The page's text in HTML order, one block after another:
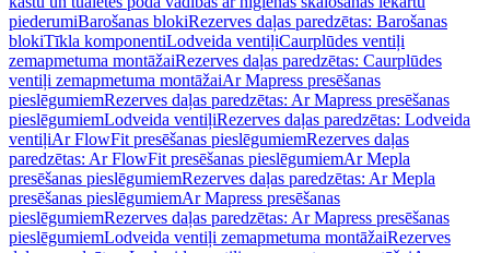
piederumiBarošanas blokiRezerves daļas paredzētas: Barošanas
blokiTīkla komponentiLodveida ventiļiCaurplūdes ventiļi
zemapmetuma montāžaiRezerves daļas paredzētas: Caurplūdes
ventiļi zemapmetuma montāžaiAr Mapress presēšanas
pieslēgumiemRezerves daļas paredzētas: Ar Mapress presēšanas
pieslēgumiemLodveida ventiļiRezerves daļas paredzētas: Lodveida
ventiļiAr FlowFit presēšanas pieslēgumiemRezerves daļas
paredzētas: Ar FlowFit presēšanas pieslēgumiemAr Mepla
presēšanas pieslēgumiemRezerves daļas paredzētas: Ar Mepla
presēšanas pieslēgumiemAr Mapress presēšanas
pieslēgumiemRezerves daļas paredzētas: Ar Mapress presēšanas
pieslēgumiemLodveida ventiļi zemapmetuma montāžaiRezerves